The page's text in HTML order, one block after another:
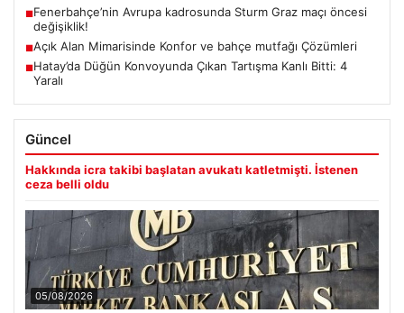
■Fenerbahçe’nin Avrupa kadrosunda Sturm Graz maçı öncesi
değişiklik!
■Açık Alan Mimarisinde Konfor ve bahçe mutfağı Çözümleri
■Hatay’da Düğün Konvoyunda Çıkan Tartışma Kanlı Bitti: 4
Yaralı
Güncel
Hakkında icra takibi başlatan avukatı katletmişti. İstenen
ceza belli oldu
05/08/2026